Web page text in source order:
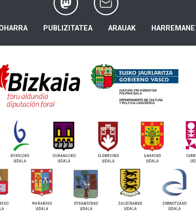
PUBLIZITATEA ARAUAK